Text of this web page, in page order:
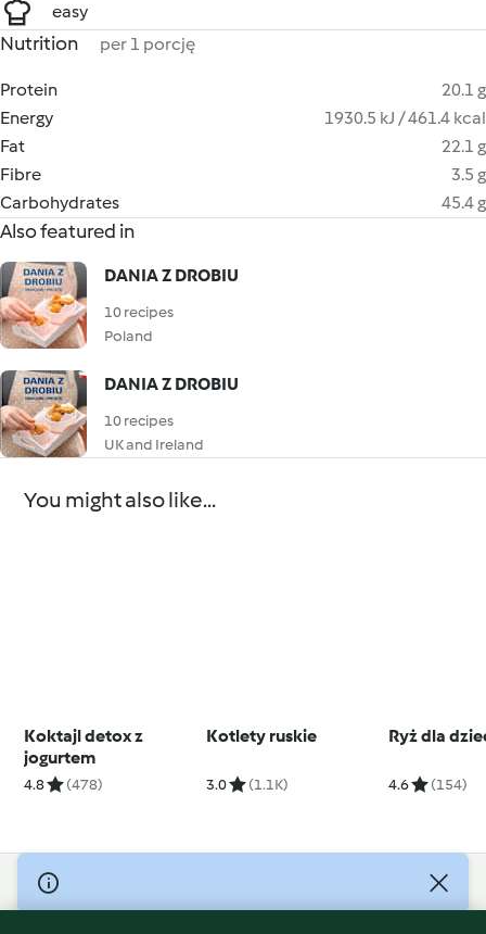
easy
Nutrition per 1 porcję
Protein
20.1 g
Energy
1930.5 kJ / 461.4 kcal
Fat
22.1 g
Fibre
3.5 g
Carbohydrates
45.4 g
Also featured in
DANIA Z DROBIU
10 recipes
Poland
DANIA Z DROBIU
10 recipes
UK and Ireland
You might also like...
Koktajl detox z
jogurtem
4.8 (478)
Kotlety ruskie
3.0 (1.1K)
Ryż dla
4.6 (154)
© Copyright 2026